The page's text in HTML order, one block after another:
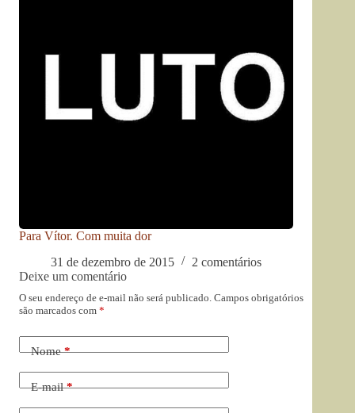
Para Vítor. Com muita dor
31 de dezembro de 2015
2 comentários
Deixe um comentário
O seu endereço de e-mail não será publicado. Campos obrigatórios
são marcados com *
Nome*
E-mail*